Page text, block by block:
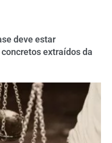
deve estar
extraídos da